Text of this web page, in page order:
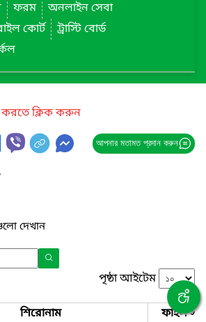
ফরম
অনলাইন সেবা
কোর্ট
ট্রাস্টি বোর্ড
করতে ক্লিক করুন
আপনার মতামত প্রদান করুন
দেখান
পৃষ্ঠা আইটেম
শিরোনাম
ফাইল